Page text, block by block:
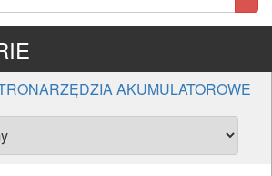
AKUMULATOROWE